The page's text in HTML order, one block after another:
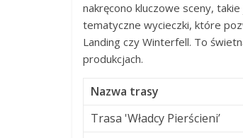
nakręcono kluczowe sceny,
tematyczne wycieczki, które
Landing czy Winterfell. To
produkcjach.
Nazwa trasy
Trasa 'Władcy Pierścieni’